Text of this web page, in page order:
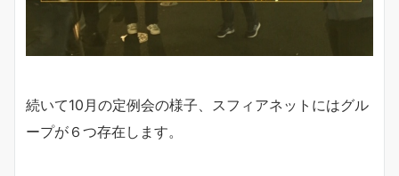
続いて10月の定例会の様子、スフィアネットにはグル
ープが６つ存在します。